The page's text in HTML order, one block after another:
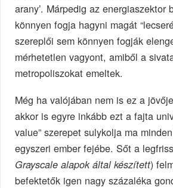
arany’. Márpedig az energiaszektor
könnyen fogja hagyni magát
szereplői sem könnyen fogják
mérhetetlen vagyont, amiből a
metropoliszokat emeltek.
Még ha valójában nem is ez a
akkor is egyre inkább ezt a fajta
value” szerepet sulykolja ma
egyszeri ember fejébe. Sőt a
Grayscale alapok által készített)
befektetők igen nagy százaléka